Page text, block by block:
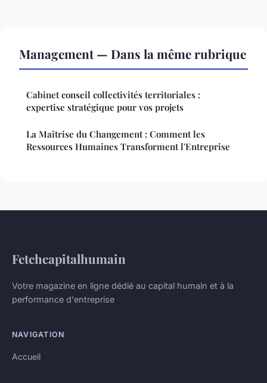
Management — Dans la même rubrique
Cabinet conseil collectivités territoriales :
expertise stratégique pour vos projets
La Maîtrise du Changement : Comment les
Ressources Humaines Transforment l'Entreprise
Fetchcapitalhumain
Votre magazine en ligne dédié au capital humain et à la
performance d'entreprise
NAVIGATION
Accueil